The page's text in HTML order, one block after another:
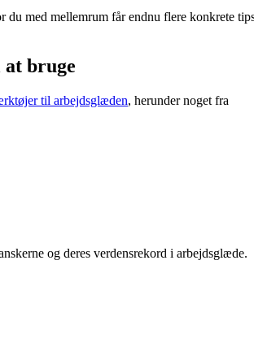
du med mellemrum får endnu flere konkrete
bruge
til arbejdsglæden, herunder noget fra
og deres verdensrekord i arbejdsglæde.